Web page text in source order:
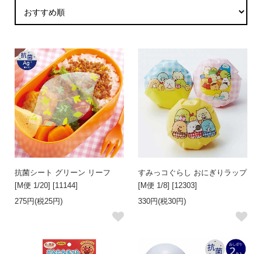
抗菌シート グリーン リーフ
[M便 1/20] [11144]
275円(税25円)
すみっコぐらし おにぎりラップ
[M便 1/8] [12303]
330円(税30円)